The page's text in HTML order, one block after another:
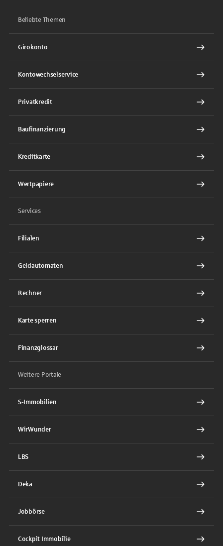
Beliebte Themen
Girokonto
Kontowechselservice
Privatkredit
Baufinanzierung
Kreditkarte
Wertpapiere
Services
Filialen
Geldautomaten
Rechner
Karte sperren
Finanzglossar
Weitere Portale
S-Immobilien
WirWunder
LBS
Deka
Jobbörse
Cockpit Immobilie